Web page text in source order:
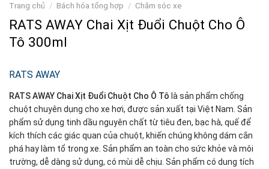
Trang chủ / Bách hóa tổng hợp / Chăm sóc xe
RATS AWAY Chai Xịt Đuổi Chuột Cho Ô
Tô 300ml
RATS AWAY
RATS AWAY Chai Xịt Đuổi Chuột Cho Ô Tô là sản phẩm chống
chuột chuyên dụng cho xe hơi, được sản xuất tại Việt Nam. Sản
phẩm sử dụng tinh dầu nguyên chất từ tiêu đen, bạc hà, quế để
kích thích các giác quan của chuột, khiến chúng không dám cắn
phá hay làm tổ trong xe. Sản phẩm an toàn cho sức khỏe và môi
trường, dễ dàng sử dụng, có mùi dễ chịu. Sản phẩm có dung tích